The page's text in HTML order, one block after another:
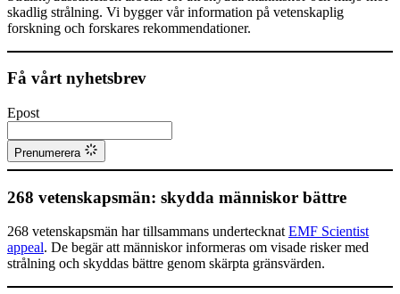
skadlig strålning. Vi bygger vår information på vetenskaplig
forskning och forskares rekommendationer.
Få vårt nyhetsbrev
Epost
Prenumerera
268 vetenskapsmän: skydda människor bättre
268 vetenskapsmän har tillsammans undertecknatEMF Scientist
appeal. De begär att människor informeras om visade risker med
strålning och skyddas bättre genom skärpta gränsvärden.